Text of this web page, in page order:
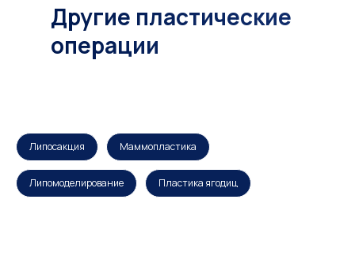
Другие пластические
операции
Липосакция Маммопластика
Липомоделирование Пластика ягодиц